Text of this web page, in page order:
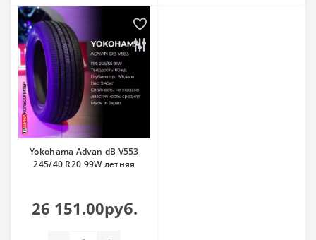
Yokohama Advan dB V553
245/40 R20 99W летняя
26 151.00руб.